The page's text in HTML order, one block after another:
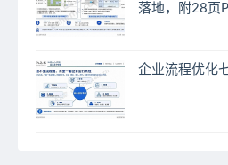
落地，附28页
企业流程优化